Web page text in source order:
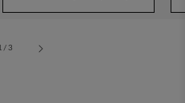
/iš3